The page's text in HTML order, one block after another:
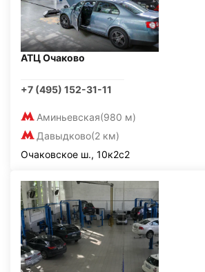
АТЦ Очаково
+7 (495) 152-31-11
Аминьевская(980 м)
Давыдково(2 км)
Очаковское ш., 10к2с2